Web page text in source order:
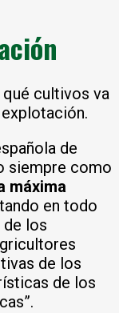
cultivos va
de
siempre como
máxima
en todo
de los
de los
de los